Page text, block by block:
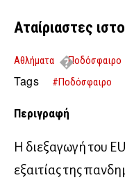
Αταίριαστες
Αθλήματα Ποδόσφαιρο
το euro 2020
Tags #Ποδόσφαιρο
Περιγραφή
Η διεξαγωγή του
εξαιτίας της